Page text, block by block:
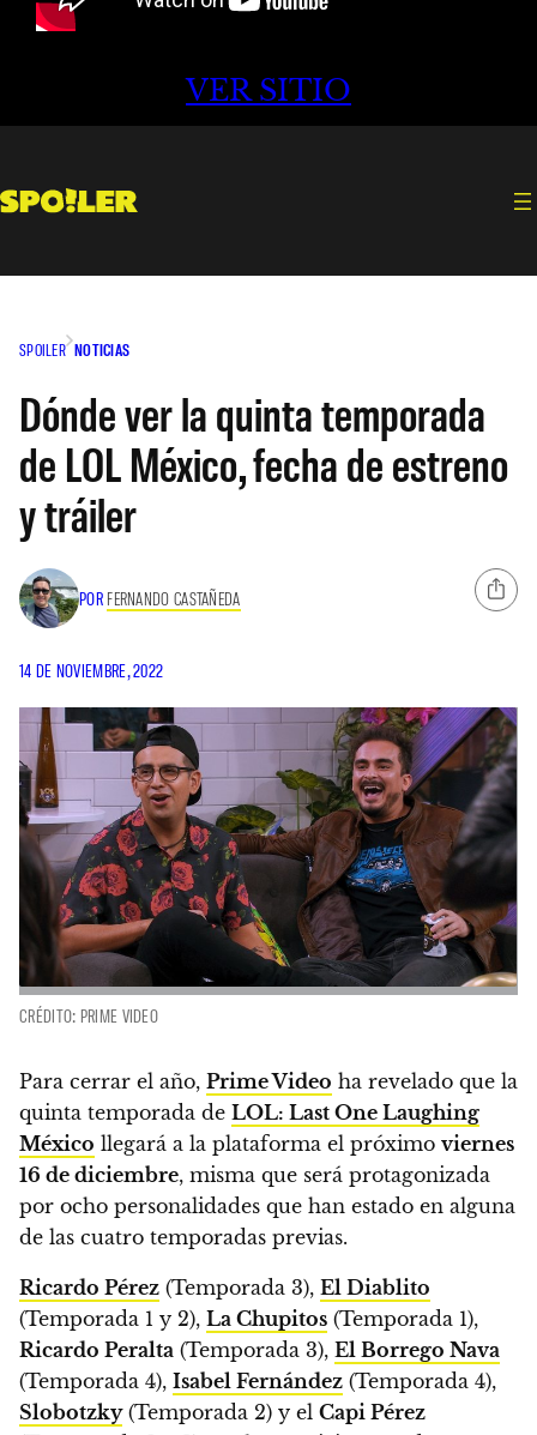
VER SITIO
SPOILER NOTICIAS
Dónde ver la quinta temporada
de LOL México, fecha de estreno
y tráiler
POR FERNANDO CASTAÑEDA
14 DE NOVIEMBRE, 2022
CRÉDITO: PRIME VIDEO
Para cerrar el año, Prime Video ha revelado que la
quinta temporada de LOL: Last One Laughing
México llegará a la plataforma el próximo viernes
16 de diciembre, misma que será protagonizada
por ocho personalidades que han estado en alguna
de las cuatro temporadas previas.
Ricardo Pérez (Temporada 3), El Diablito
(Temporada 1 y 2), La Chupitos (Temporada 1),
Ricardo Peralta (Temporada 3), El Borrego Nava
(Temporada 4), Isabel Fernández (Temporada 4),
Slobotzky(Temporada 2) y el Capi Pérez